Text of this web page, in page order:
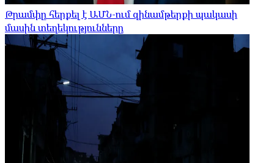
Թրամփը հերքել է ԱՄՆ-ում զինամթերքի պակասի
մասին տեղեկությունները